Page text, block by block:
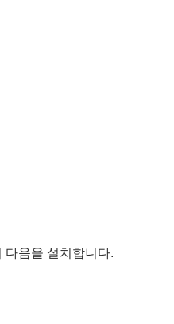
음을 설치합니다.